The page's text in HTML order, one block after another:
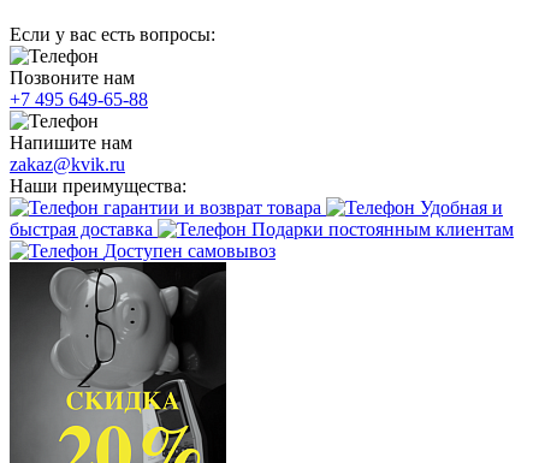
Если у вас есть вопросы:
Позвоните нам
+7 495 649-65-88
Напишите нам
zakaz@kvik.ru
Наши преимущества:
гарантии и возврат товара
Удобная и
быстрая доставка
Подарки постоянным клиентам
Доступен самовывоз